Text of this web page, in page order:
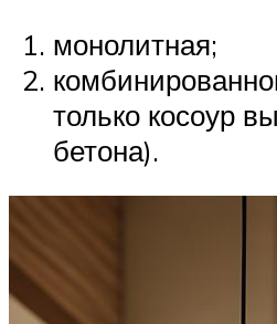
монолитная;
только косоур
бетона).